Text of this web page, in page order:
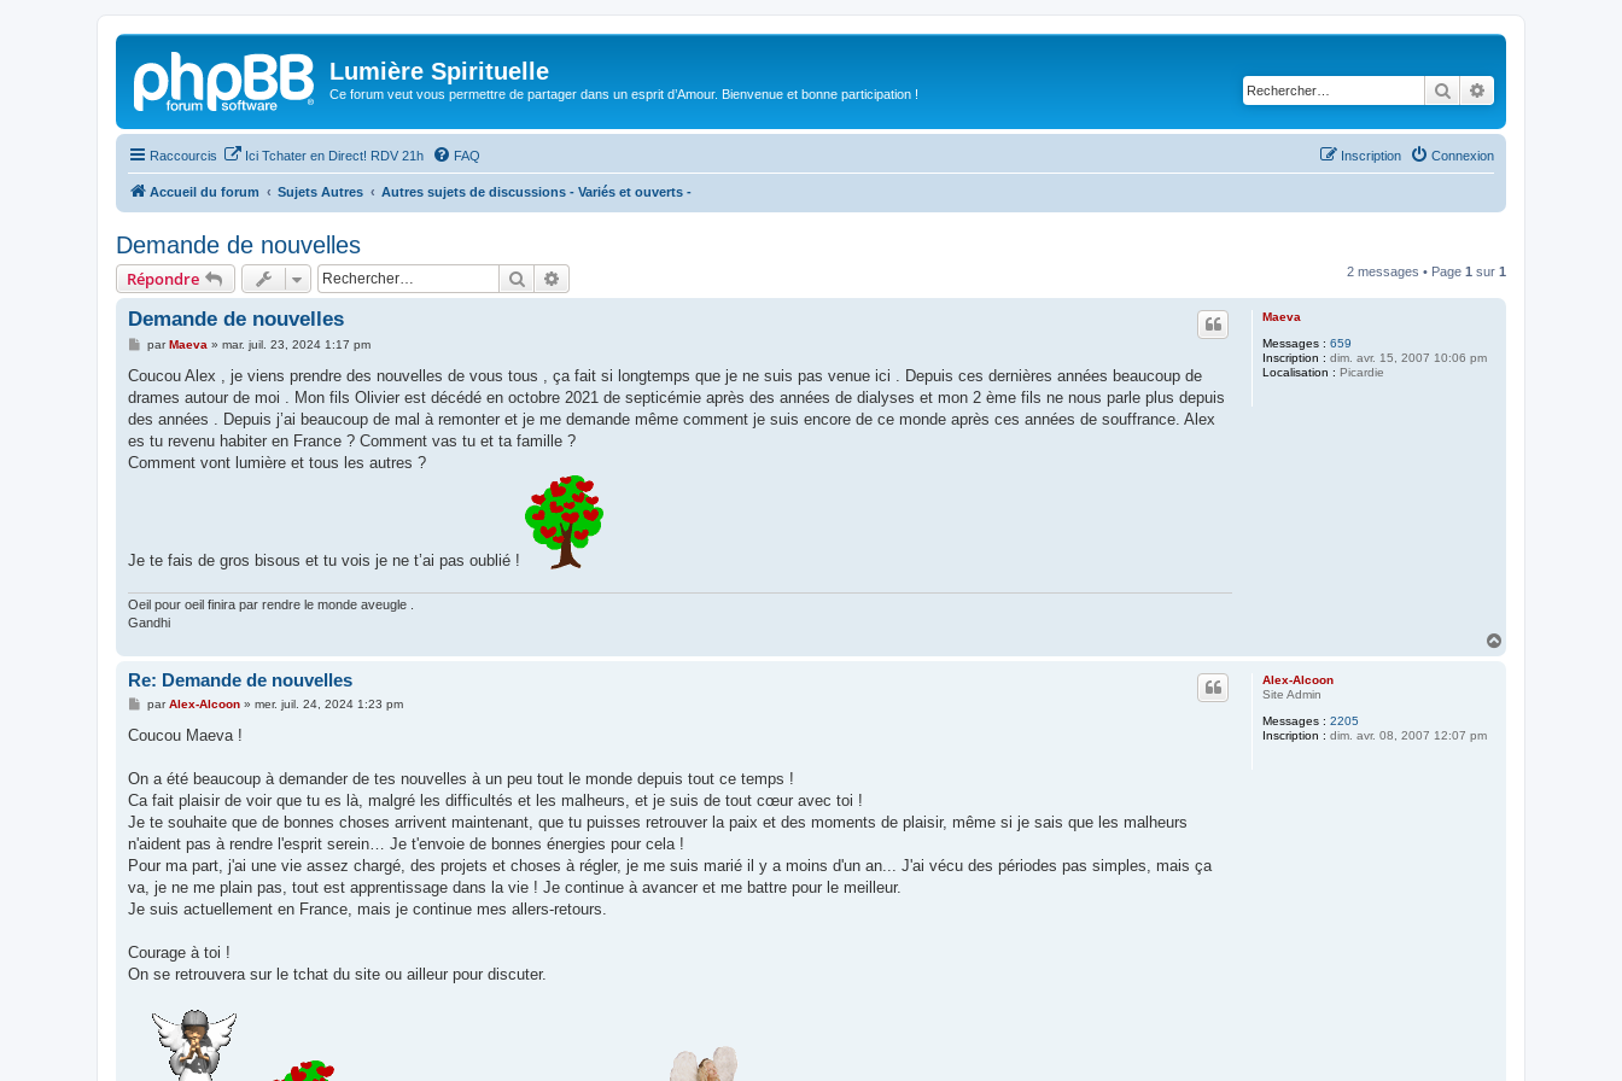
Lumière Spirituelle
Ce forum veut vous permettre de partager dans un esprit d’Amour. Bienvenue et bonne participation ! Rechercher
Raccourcis Ici Tchater en Direct! RDV 21h FAQ Connexion
Inscription
Accueil du forum Sujets Autres Autres sujets de discussions - Variés et ouverts -
Demande de nouvelles
Répondre Rechercher 2 messages • Page 1 sur 1
Maeva
Messages : 659
Inscription : dim. avr. 15, 2007 10:06 pm
Localisation : Picardie
Demande de nouvelles
M
s
a
g
parMaeva » mar. juil. 23, 2024 1:17 pm
Coucou Alex , je viens prendre des nouvelles de vous tous , ça fait si longtemps que je ne suis pas venue ici . Depuis ces dernières années beaucoup de
drames autour de moi . Mon fils Olivier est décédé en octobre 2021 de septicémie après des années de dialyses et mon 2 ème fils ne nous parle plus depuis
des années . Depuis j’ai beaucoup de mal à remonter et je me demande même comment je suis encore de ce monde après ces années de souffrance. Alex
es tu revenu habiter en France ? Comment vas tu et ta famille ?
Comment vont lumière et tous les autres ?
Je te fais de gros bisous et tu vois je ne t’ai pas oublié !
Oeil pour oeil finira par rendre le monde aveugle .
Gandhi
Alex-Alcoon
Site Admin
Messages : 2205
Inscription : dim. avr. 08, 2007 12:07 pm
Re: Demande de nouvelles
M
s
g
parAlex-Alcoon» mer. juil. 24, 2024 1:23 pm
Coucou Maeva !
On a été beaucoup à demander de tes nouvelles à un peu tout le monde depuis tout ce temps !
Ca fait plaisir de voir que tu es là, malgré les difficultés et les malheurs, et je suis de tout cœur avec toi !
Je te souhaite que de bonnes choses arrivent maintenant, que tu puisses retrouver la paix et des moments de plaisir, même si je sais que les malheurs
n'aident pas à rendre l'esprit serein… Je t'envoie de bonnes énergies pour cela !
Pour ma part, j'ai une vie assez chargé, des projets et choses à régler, je me suis marié il y a moins d'un an... J'ai vécu des périodes pas simples, mais ça
va, je ne me plain pas, tout est apprentissage dans la vie ! Je continue à avancer et me battre pour le meilleur.
Je suis actuellement en France, mais je continue mes allers-retours.
Courage à toi !
On se retrouvera sur le tchat du site ou ailleur pour discuter.